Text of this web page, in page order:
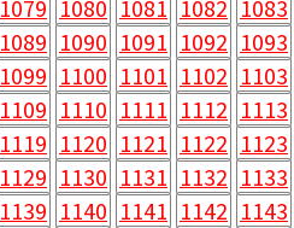
1079 1080 1081 1082 1083
1089 1090 1091 1092 1093
1099 1100 1101 1102 1103
1109 1110 1111 1112 1113
1119 1120 1121 1122 1123
1129 1130 1131 1132 1133
1139 1140 1141 1142 1143